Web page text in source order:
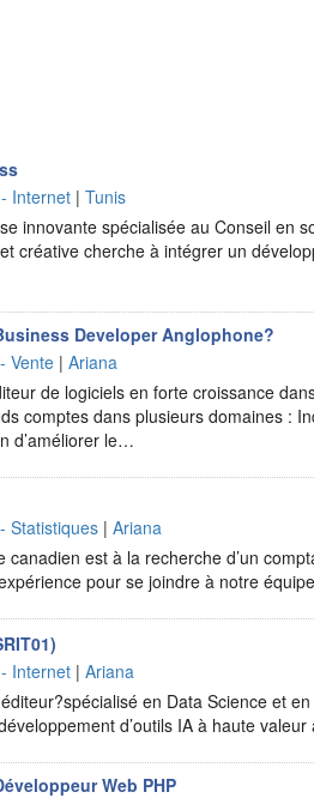
Internet |Tunis
innovante spécialisée au Conseil en
créative cherche à intégrer un
Developer Anglophone?
Vente |Ariana
de logiciels en forte croissance
comptes dans plusieurs domaines :
d’améliorer le…
Statistiques |Ariana
canadien est à la recherche d’un
pour se joindre à notre
Internet |Ariana
en Data Science et
d’outils IA à haute
Web PHP